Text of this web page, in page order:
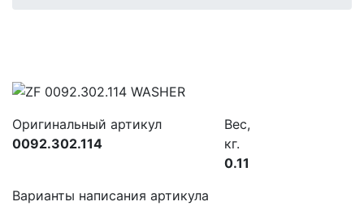
Оригинальный артикул
0092.302.114
Вес,
кг.
0.11
Варианты написания артикула